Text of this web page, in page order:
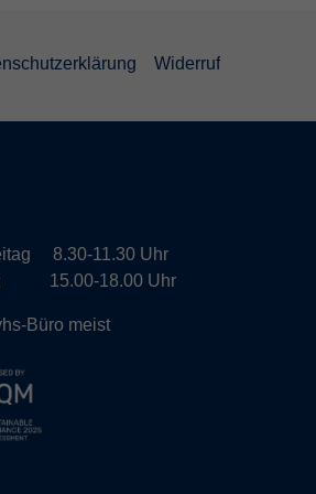
Widerruf
8.30-11.30 Uhr
15.00-18.00 Uhr
Büro meist